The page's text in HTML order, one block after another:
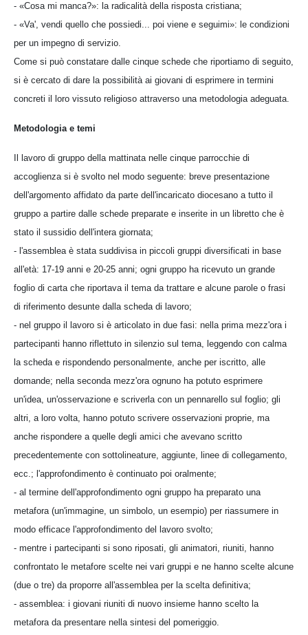
- «Cosa mi manca?»: la radicalità della risposta cristiana;
- «Va', vendi quello che possiedi... poi viene e seguimi»: le condizioni
per un impegno di servizio.
Come si può constatare dalle cinque schede che riportiamo di seguito,
si è cercato di dare la possibilità ai giovani di esprimere in termini
concreti il loro vissuto religioso attraverso una metodologia adeguata.
Metodologia e temi
Il lavoro di gruppo della mattinata nelle cinque parrocchie di
accoglienza si è svolto nel modo seguente: breve presentazione
dell'argomento affidato da parte dell'incaricato diocesano a tutto il
gruppo a partire dalle schede preparate e inserite in un libretto che è
stato il sussidio dell'intera giornata;
- l'assemblea è stata suddivisa in piccoli gruppi diversificati in base
all'età: 17-19 anni e 20-25 anni; ogni gruppo ha ricevuto un grande
foglio di carta che riportava il tema da trattare e alcune parole o frasi
di riferimento desunte dalla scheda di lavoro;
- nel gruppo il lavoro si è articolato in due fasi: nella prima mezz'ora i
partecipanti hanno riflettuto in silenzio sul tema, leggendo con calma
la scheda e rispondendo personalmente, anche per iscritto, alle
domande; nella seconda mezz'ora ognuno ha potuto esprimere
un'idea, un'osservazione e scriverla con un pennarello sul foglio; gli
altri, a loro volta, hanno potuto scrivere osservazioni proprie, ma
anche rispondere a quelle degli amici che avevano scritto
precedentemente con sottolineature, aggiunte, linee di collegamento,
ecc.; l'approfondimento è continuato poi oralmente;
- al termine dell'approfondimento ogni gruppo ha preparato una
metafora (un'immagine, un simbolo, un esempio) per riassumere in
modo efficace l'approfondimento del lavoro svolto;
- mentre i partecipanti si sono riposati, gli animatori, riuniti, hanno
confrontato le metafore scelte nei vari gruppi e ne hanno scelte alcune
(due o tre) da proporre all'assemblea per la scelta definitiva;
- assemblea: i giovani riuniti di nuovo insieme hanno scelto la
metafora da presentare nella sintesi del pomeriggio.